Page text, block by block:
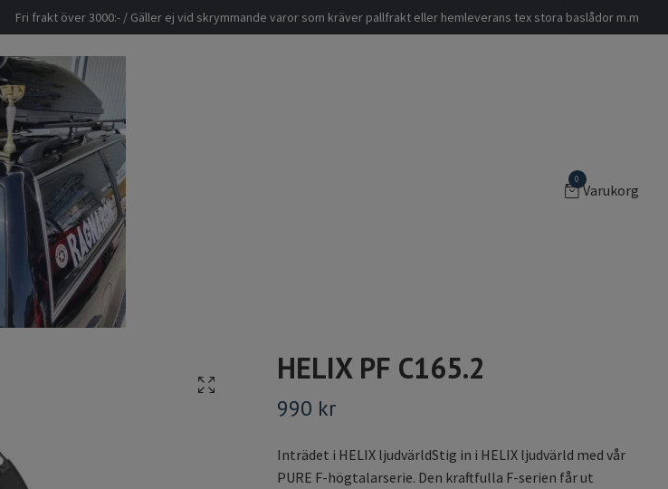
Fri frakt över 3000:- / Gäller ej vid skrymmande varor som kräver pallfrakt eller hemleverans tex stora baslådor m.m
0
Varukorg
HELIX PF C165.2
990 kr
Inträdet i HELIX ljudvärldStig in i HELIX ljudvärld med vår
PURE F-högtalarserie. Den kraftfulla F-serien får ut